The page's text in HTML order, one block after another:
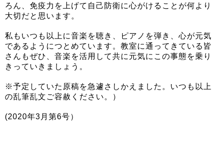
ろん、免疫力を上げて自己防衛に心がけることが何より
大切だと思います。
私もいつも以上に音楽を聴き、ピアノを弾き、心が元気
であるようにつとめています。教室に通ってきている皆
さんもぜひ、音楽を活用して共に元気にこの事態を乗り
きっていきましょう。
※予定していた原稿を急遽さしかえました。いつも以上
の乱筆乱文ご容赦ください。）
(2020年3月第6号）